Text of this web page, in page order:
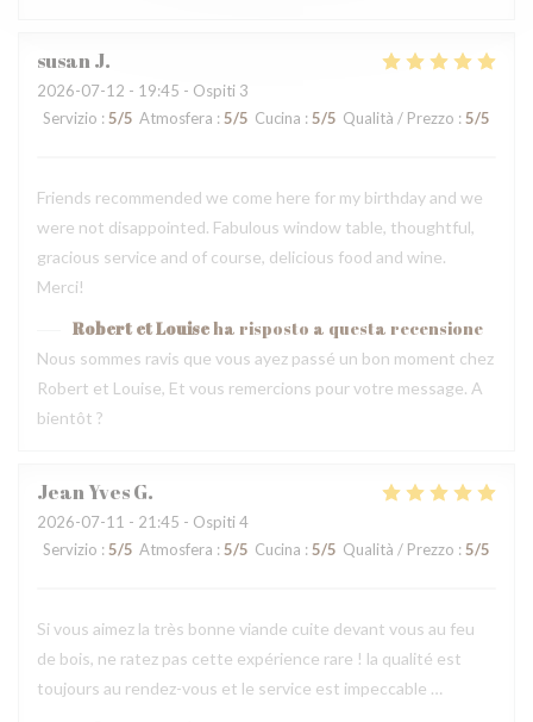
susanJ
2026-07-12 - 19:45 - Ospiti 3
Servizio : 5/5 Atmosfera : 5/5 Cucina : 5/5 Qualità / Prezzo : 5/5
Friends recommended we come here for my birthday and we
were not disappointed. Fabulous window table, thoughtful,
gracious service and of course, delicious food and wine.
Merci!
Robert et Louiseha risposto a questa recensione
Nous sommes ravis que vous ayez passé un bon moment chez
Robert et Louise, Et vous remercions pour votre message. A
bientôt ?
Jean YvesG
2026-07-11 - 21:45 - Ospiti 4
Servizio : 5/5 Atmosfera : 5/5 Cucina : 5/5 Qualità / Prezzo : 5/5
Si vous aimez la très bonne viande cuite devant vous au feu
de bois, ne ratez pas cette expérience rare ! la qualité est
toujours au rendez-vous et le service est impeccable …